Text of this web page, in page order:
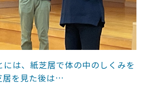
には、紙芝居で体の中のしくみを
居を見た後は…